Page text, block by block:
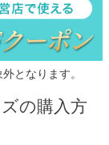
となります。
の購入方